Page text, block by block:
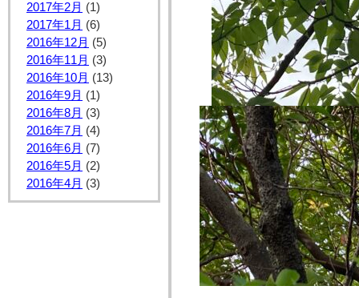
2017年2月 (1)
2017年1月 (6)
2016年12月 (5)
2016年11月 (3)
2016年10月 (13)
2016年9月 (1)
2016年8月 (3)
2016年7月 (4)
2016年6月 (7)
2016年5月 (2)
2016年4月 (3)